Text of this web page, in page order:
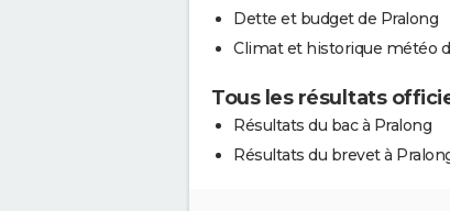
Dette et budget de Pralong
Climat et historique météo
Tous les résultats
Résultats du bac à Pralong
Résultats du brevet à